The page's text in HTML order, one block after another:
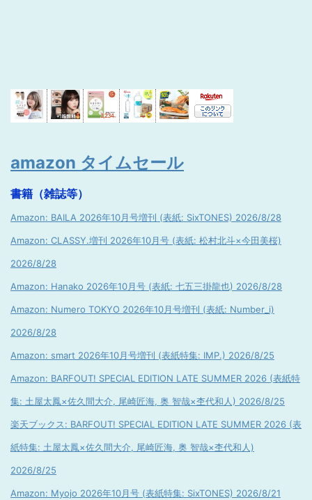
amazon タイムセール
書籍（雑誌等）
Amazon: BAILA 2026年10月号増刊 (表紙: SixTONES) 2026/8/28
Amazon: CLASSY.増刊 2026年10月号 (表紙: 松村北斗×今田美桜)
2026/8/28
Amazon: Hanako 2026年10月号 (表紙: 七五三掛龍也) 2026/8/28
Amazon: Numero TOKYO 2026年10月号増刊 (表紙: Number_i)
2026/8/28
Amazon: smart 2026年10月号増刊 (表紙特集: IMP.) 2026/8/25
Amazon: BARFOUT! SPECIAL EDITION LATE SUMMER 2026 (表紙特
集: 土屋太鳳×佐久間大介, 尾崎匠海, 奥 智哉×杢代和人) 2026/8/25
楽天ブックス: BARFOUT! SPECIAL EDITION LATE SUMMER 2026 (表
紙特集: 土屋太鳳×佐久間大介, 尾崎匠海, 奥 智哉×杢代和人)
2026/8/25
Amazon: Myojo 2026年10月号 (表紙特集: SixTONES) 2026/8/21